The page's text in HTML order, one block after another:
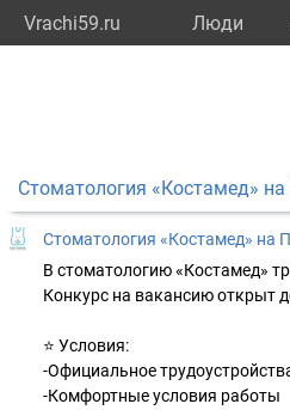
Vrachi59.ru Люди
Стоматология «Костамед»
Стоматология «Костамед» на
В стоматологию «Костамед»
Конкурс на вакансию открыт
⭐ Условия:
-Официальное
-Комфортные условия работы